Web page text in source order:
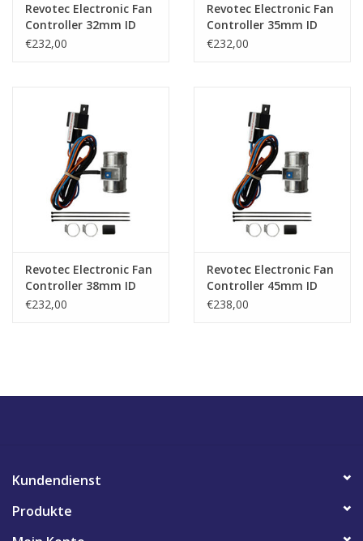
Revotec Electronic Fan
Controller 32mm ID
Hose
€232,00
Revotec Electronic Fan
Controller 35mm ID
Hose
€232,00
Revotec Electronic Fan
Controller 38mm ID
Hose
€232,00
Revotec Electronic Fan
Controller 45mm ID
Hose
€238,00
Kundendienst
Produkte